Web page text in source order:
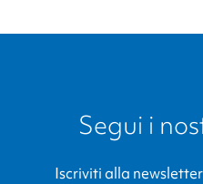
Segui i
Iscriviti alla